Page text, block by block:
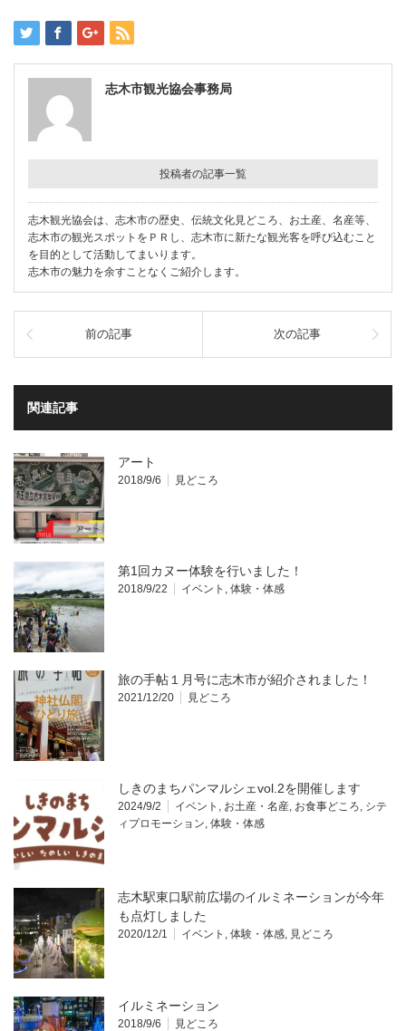
志木市観光協会事務局
投稿者の記事一覧
志木観光協会は、志木市の歴史、伝統文化見どころ、お土産、名産等、
志木市の観光スポットをＰＲし、志木市に新たな観光客を呼び込むこと
を目的として活動してまいります。
志木市の魅力を余すことなくご紹介します。
前の記事 次の記事
関連記事
アート
2018/9/6 見どころ
第1回カヌー体験を行いました！
2018/9/22 イベント 体験・体感
旅の手帖１月号に志木市が紹介されました！
2021/12/20 見どころ
しきのまちパンマルシェvol.2を開催します
2024/9/2 イベント お土産・名産 お食事どころ シテ
ィプロモーション 体験・体感
志木駅東口駅前広場のイルミネーションが今年
も点灯しました
2020/12/1 イベント 体験・体感 見どころ
イルミネーション
2018/9/6 見どころ